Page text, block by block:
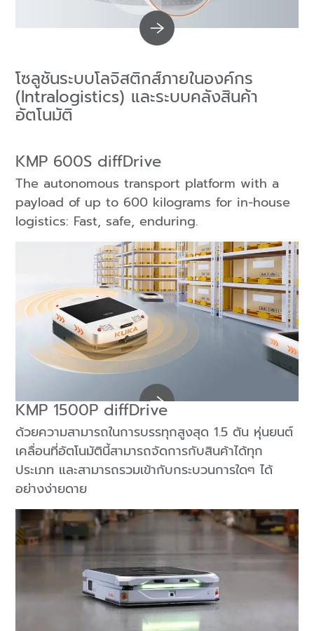
โซลูชันระบบโลจิสติกส์ภายในองค์กร
(Intralogistics) และระบบคลังสินค้า
อัตโนมัติ
KMP 600S diffDrive
The autonomous transport platform with a
payload of up to 600 kilograms for in-house
logistics: Fast, safe, enduring.
KMP 1500P diffDrive
ด้วยความสามารถในการบรรทุกสูงสุด 1.5 ตัน หุ่นยนต์
เคลื่อนที่อัตโนมัตินี้สามารถจัดการกับสินค้าได้ทุก
ประเภท และสามารถรวมเข้ากับกระบวนการใดๆ ได้
อย่างง่ายดาย